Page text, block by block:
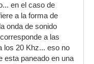
en el caso de
a la forma de
onda de sonido
a las
los 20 Khz... eso no
esta paneado en una